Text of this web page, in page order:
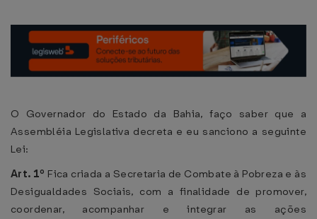
O Governador do Estado da Bahia, faço saber que a
Assembléia Legislativa decreta e eu sanciono a seguinte
Lei:
Art. 1º Fica criada a Secretaria de Combate à Pobreza e às
Desigualdades Sociais, com a finalidade de promover,
coordenar, acompanhar e integrar as ações